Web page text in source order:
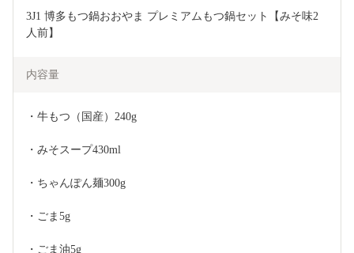
3J1 博多もつ鍋おおやま プレミアムもつ鍋セット【みそ味2
人前】
内容量
・牛もつ（国産）240g
・みそスープ430ml
・ちゃんぽん麺300g
・ごま5g
・ごま油5g